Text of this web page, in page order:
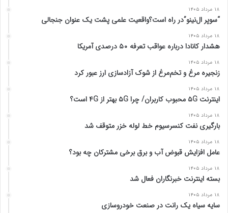
۱۸ مرداد ۱۴۰۵
“سوپر ال‌نینو”در راه است؟واقعیت علمی پشت یک عنوان جنجالی
۱۸ مرداد ۱۴۰۵
هشدار کانادا درباره عواقب تعرفه ۵۰ درصدی آمریکا
۱۸ مرداد ۱۴۰۵
زنجیره مرغ و تخم‌مرغ از شوک آزادسازی ارز عبور کرد
۱۸ مرداد ۱۴۰۵
اینترنت ۵G محبوب کاربران/ چرا ۵G بهتر از ۴G است؟
۱۸ مرداد ۱۴۰۵
بارگیری نفت کنسرسیوم خط لوله خزر متوقف شد
۱۸ مرداد ۱۴۰۵
عامل افزایش قبوض آب و برق برخی مشترکان چه بود؟
۱۸ مرداد ۱۴۰۵
بسته اینترنت خبرنگاران فعال شد
۱۸ مرداد ۱۴۰۵
سایه سیاه یک رانت در صنعت خودروسازی